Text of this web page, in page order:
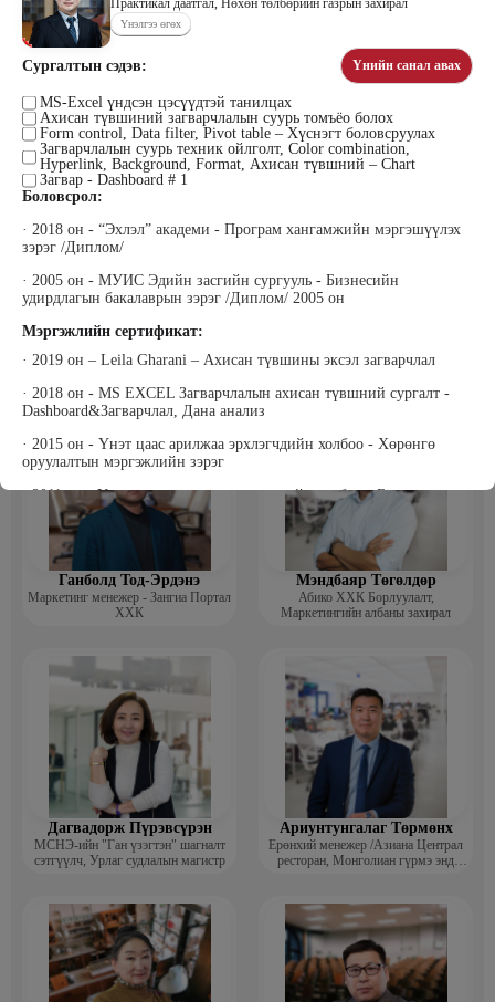
Практикал даатгал, Нөхөн төлбөрийн газрын захирал
Үнэлгээ өгөх
Сургалтын сэдэв: Үнийн санал авах
MS-Excel үндсэн цэсүүдтэй танилцах
Ахисан түвшиний загварчлалын суурь томъёо болох
Form control, Data filter, Pivot table – Хүснэгт боловсруулах
Загварчлалын суурь техник ойлголт, Color combination,
Hyperlink, Background, Format, Ахисан түвшний – Chart
Загвар - Dashboard # 1
Боловсрол:
· 2018 он - “Эхлэл” академи - Програм хангамжийн мэргэшүүлэх
зэрэг /Диплом/
· 2005 он - МУИС Эдийн засгийн сургууль - Бизнесийн
удирдлагын бакалаврын зэрэг /Диплом/ 2005 он
Мэргэжлийн сертификат:
· 2019 он – Leila Gharani – Ахисан түвшины эксэл загварчлал
· 2018 он - MS EXCEL Загварчлалын ахисан түвшний сургалт -
Dashboard&Загварчлал, Дана анализ
· 2015 он - Үнэт цаас арилжаа эрхлэгчдийн холбоо - Хөрөнгө
оруулалтын мэргэжлийн зэрэг
· 2011 он - Үнэт цаас арилжаа эрхлэгчдийн холбоо - Брокер
дилерийн мэргэжлийн зэрэг
Ажлын туршлага:
· 2024 он – Одоог хүртэл - Практикал даатгал – Нөхөн төлбөрийн
газрын захирал
· 2023 он - Мандал даатгал – Группийн борлуулалтын хяналт
· 2020 он – Мандал даатгал – CRM - ийн хэлтсийн захирал
· 2018 он – Голомт банк – Бүсийн менежер
· 2015 он - Голомт банк – Сегмент аналист
· 2012 он - Голомт банк – Харилцааны менежер /Хэзээ, хаана,
хамгийн сүүлийнхээс эхэлнэ/
Наран анд консалтинг” ХХК-ийн
Захирал
Бээжин Солонгоо
Франклинкови Монгол ХХК
гүйцэтгэх захирал, Манлайллын
трэйнер, олон улсын сургагч багш,
сэтгэлзүйч
Уранбор Сэмбэрүү
шинжилгээ үнэлгээний дарга
тогтолцооны хэрэгжүүлэгч
үүсгэн байгуулагч, Зүрх сэтгэлийн
ажилтан, сургагч багш
Ганболд Тод-Эрдэнэ
Маркетинг менежер - Зангиа Портал
ХХК
Мэндбаяр Төгөлдөр
Абико ХХК Борлуулалт,
Маркетингийн албаны захирал
Дагвадорж Пүрэвсүрэн
МСНЭ-ийн "Ган үзэгтэн" шагналт
сэтгүүлч, Урлаг судлалын магистр
Ариунтунгалаг Төрмөнх
Ерөнхий менежер /Азиана Централ
ресторан, Монголиан гүрмэ энд